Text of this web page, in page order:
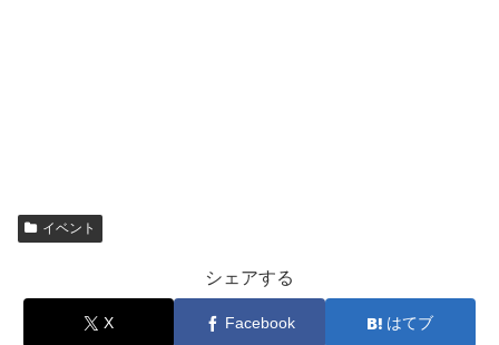
イベント
シェアする
X Facebook はてブ